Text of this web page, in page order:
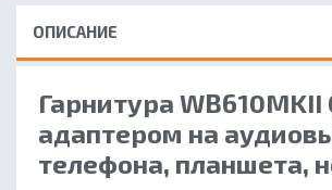
ОПИСАНИЕ
Гарнитура WB610MKII
адаптером на
телефона, планшета,